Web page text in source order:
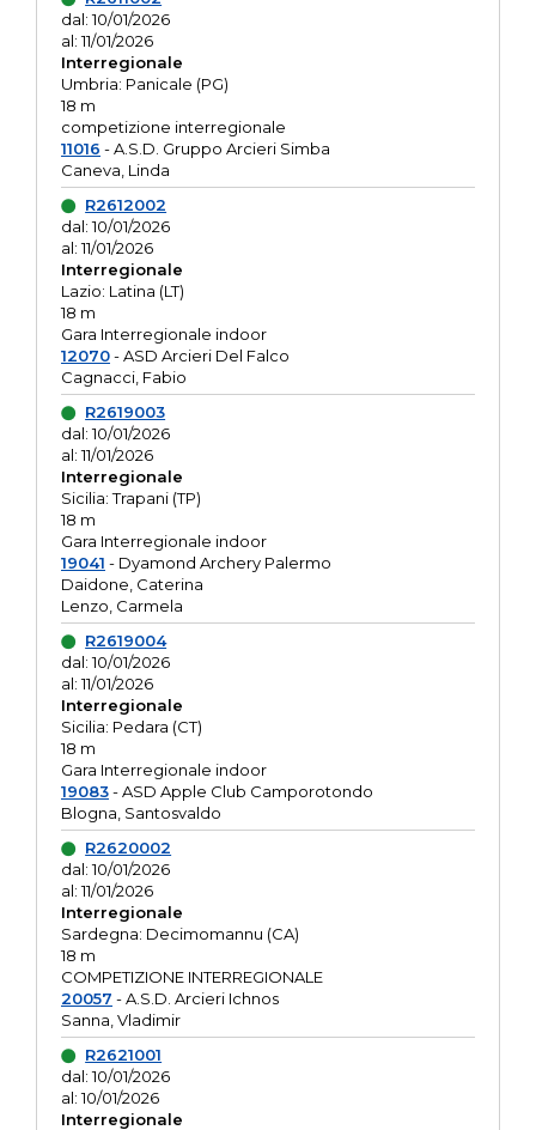
dal: 10/01/2026
al: 11/01/2026
Interregionale
Umbria: Panicale (PG)
18 m
competizione interregionale
11016 - A.S.D. Gruppo Arcieri Simba
Caneva, Linda
R2612002
dal: 10/01/2026
al: 11/01/2026
Interregionale
Lazio: Latina (LT)
18 m
Gara Interregionale indoor
12070- ASD Arcieri Del Falco
Cagnacci, Fabio
R2619003
dal: 10/01/2026
al: 11/01/2026
Interregionale
Sicilia: Trapani (TP)
18 m
Gara Interregionale indoor
19041 - Dyamond Archery Palermo
Daidone, Caterina
Lenzo, Carmela
R2619004
dal: 10/01/2026
al: 11/01/2026
Interregionale
Sicilia: Pedara (CT)
18 m
Gara Interregionale indoor
19083- ASD Apple Club Camporotondo
Blogna, Santosvaldo
R2620002
dal: 10/01/2026
al: 11/01/2026
Interregionale
Sardegna: Decimomannu (CA)
18 m
COMPETIZIONE INTERREGIONALE
20057 - A.S.D. Arcieri Ichnos
Sanna, Vladimir
R2621001
dal: 10/01/2026
al: 10/01/2026
Interregionale